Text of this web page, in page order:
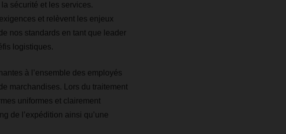
sécurité et les services.
et relèvent les enjeux
nos standards en tant que leader
logistiques.
à l’ensemble des employés
marchandises. Lors du traitement
uniformes et clairement
de l’expédition ainsi qu’une